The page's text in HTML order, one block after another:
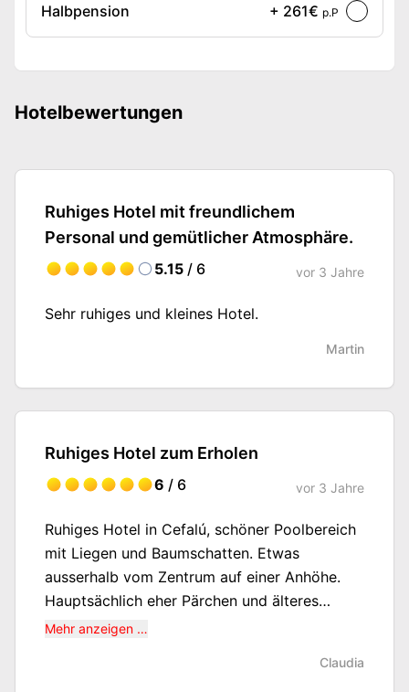
Halbpension + 261€ p.P
Hotelbewertungen
Ruhiges Hotel mit freundlichem
Personal und gemütlicher Atmosphäre.
5.15 / 6 vor 3 Jahre
Sehr ruhiges und kleines Hotel.
Martin
Ruhiges Hotel zum Erholen
6 / 6 vor 3 Jahre
Ruhiges Hotel in Cefalú, schöner Poolbereich
mit Liegen und Baumschatten. Etwas
ausserhalb vom Zentrum auf einer Anhöhe.
Hauptsächlich eher Pärchen und älteres
Puplikum. Shuttle Service zu 2 verschiedenen
Mehr anzeigen …
Claudia